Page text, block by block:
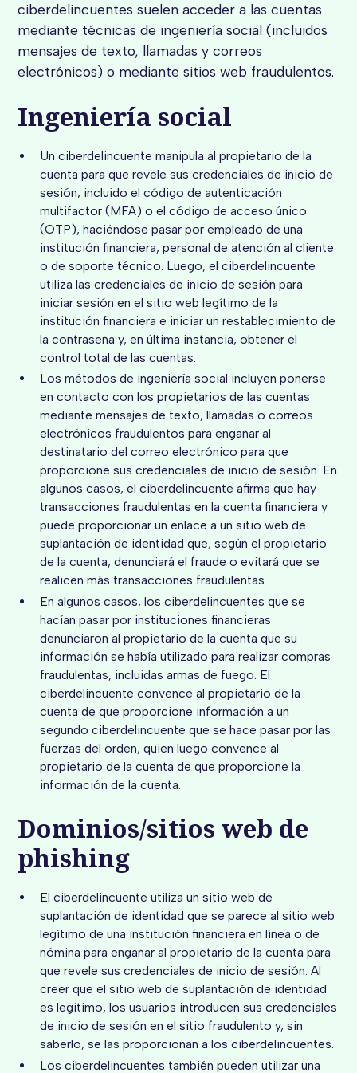
ciberdelincuentes suelen acceder a las cuentas
mediante técnicas de ingeniería social (incluidos
mensajes de texto, llamadas y correos
electrónicos) o mediante sitios web fraudulentos.
Ingeniería social
Un ciberdelincuente manipula al propietario de la
cuenta para que revele sus credenciales de inicio de
sesión, incluido el código de autenticación
multifactor (MFA) o el código de acceso único
(OTP), haciéndose pasar por empleado de una
institución financiera, personal de atención al cliente
o de soporte técnico. Luego, el ciberdelincuente
utiliza las credenciales de inicio de sesión para
iniciar sesión en el sitio web legítimo de la
institución financiera e iniciar un restablecimiento de
la contraseña y, en última instancia, obtener el
control total de las cuentas.
Los métodos de ingeniería social incluyen ponerse
en contacto con los propietarios de las cuentas
mediante mensajes de texto, llamadas o correos
electrónicos fraudulentos para engañar al
destinatario del correo electrónico para que
proporcione sus credenciales de inicio de sesión. En
algunos casos, el ciberdelincuente afirma que hay
transacciones fraudulentas en la cuenta financiera y
puede proporcionar un enlace a un sitio web de
suplantación de identidad que, según el propietario
de la cuenta, denunciará el fraude o evitará que se
realicen más transacciones fraudulentas.
En algunos casos, los ciberdelincuentes que se
hacían pasar por instituciones financieras
denunciaron al propietario de la cuenta que su
información se había utilizado para realizar compras
fraudulentas, incluidas armas de fuego. El
ciberdelincuente convence al propietario de la
cuenta de que proporcione información a un
segundo ciberdelincuente que se hace pasar por las
fuerzas del orden, quien luego convence al
propietario de la cuenta de que proporcione la
información de la cuenta.
Dominios/sitios web de
phishing
El ciberdelincuente utiliza un sitio web de
suplantación de identidad que se parece al sitio web
legítimo de una institución financiera en línea o de
nómina para engañar al propietario de la cuenta para
que revele sus credenciales de inicio de sesión. Al
creer que el sitio web de suplantación de identidad
es legítimo, los usuarios introducen sus credenciales
de inicio de sesión en el sitio fraudulento y, sin
saberlo, se las proporcionan a los ciberdelincuentes.
Los ciberdelincuentes también pueden utilizar una